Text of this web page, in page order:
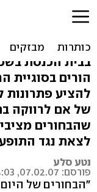
רווקוּת
דרישות
בבית הכנסת
הורים בסוגיית
להציע פתרונות
שהבחורים
לצאת נגד
נטע סלע
פורסם: 07.02.07, 14:03
"הבחורים של